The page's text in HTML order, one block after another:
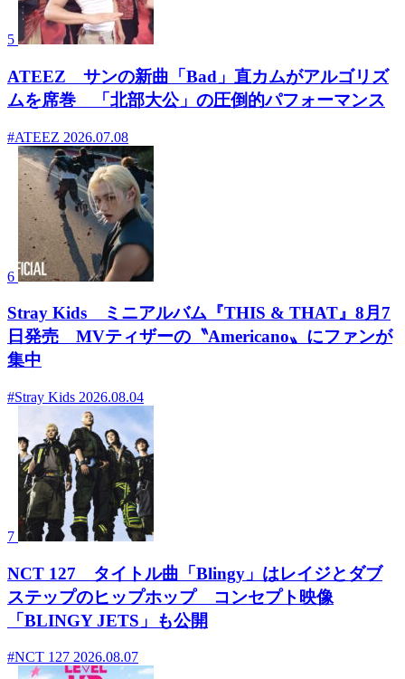
5
ATEEZ サンの新曲「Bad」直カムがアルゴリズ
ムを席巻 「北部大公」の圧倒的パフォーマンス
#ATEEZ 2026.07.08
6
Stray Kids ミニアルバム『THIS & THAT』8月7
日発売 MVティザーの〝Americano〟にファンが
集中
#Stray Kids 2026.08.04
7
NCT 127 タイトル曲「Blingy」はレイジとダブ
ステップのヒップホップ コンセプト映像
「BLINGY JETS」も公開
#NCT 127 2026.08.07